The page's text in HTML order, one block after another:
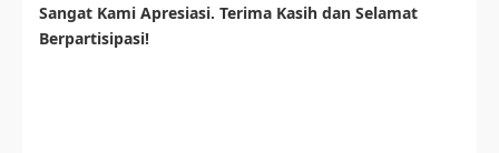
Sangat Kami Apresiasi. Terima Kasih dan Selamat
Berpartisipasi!